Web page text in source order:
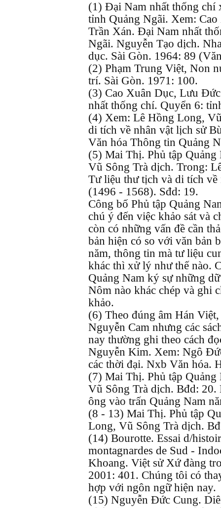
(1) Đại Nam nhất thống chí
tỉnh Quảng Ngãi. Xem:
Trần Xán. Đại Nam nhất
Ngãi. Nguyễn Tạo dịch.
dục. Sài Gòn. 1964: 89
(2) Phạm Trung Việt, Non
trí. Sài Gòn. 1971: 100.
(3) Cao Xuân Dục, Lưu
nhất thống chí. Quyển 6:
(4) Xem: Lê Hồng Long,
di tích về nhân vật lịch sử
Văn hóa Thông tin Quảng
(5) Mai Thị. Phủ tập
Vũ Sông Trà dịch. Trong:
Tư liệu thư tịch và di tích
(1496 - 1568). Sđd: 19.
Công bố Phủ tập Quảng
chú ý đến việc khảo sát và
còn có những vấn đề cần
bản hiện có so với văn bản
năm, thông tin mà tư liệu
khác thì xử lý như thế nào.
Quảng Nam ký sự những
Nôm nào khác chép và ghi
khảo.
(6) Theo đúng âm Hán
Nguyễn Cam nhưng các
nay thường ghi theo cách
Nguyễn Kim. Xem: Ngô
các thời đại. Nxb Văn hóa.
(7) Mai Thị. Phủ tập
Vũ Sông Trà dịch. Bđd: 20.
ông vào trấn Quảng Nam
(8 - 13) Mai Thị. Phủ tập
Long, Vũ Sông Trà dịch.
(14) Bourotte. Essai d/
montagnardes de Sud -
Khoang. Việt sử Xứ đàng
2001: 401. Chúng tôi có
hợp với ngôn ngữ hiện nay.
(15) Nguyễn Đức Cung.